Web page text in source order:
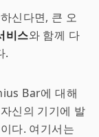
신다면, 큰 오
비스와 함께 다
.
Bar에 대해
신의 기기에 발
다. 여기서는